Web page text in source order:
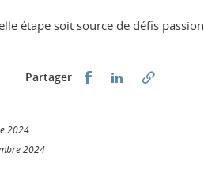
étape soit source de défis
Partager Partager surPartager sur
2024
2024